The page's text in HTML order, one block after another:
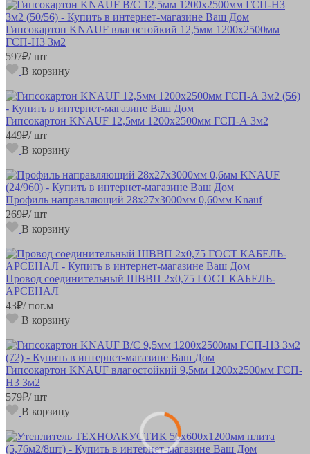
Гипсокартон KNAUF влагостойкий 12,5мм 1200х2500мм
ГСП-Н3 3м2
597₽/ шт
В корзину
Гипсокартон KNAUF 12,5мм 1200х2500мм ГСП-А 3м2
449₽/ шт
В корзину
Профиль направляющий 28х27х3000мм 0,60мм Knauf
269₽/ шт
В корзину
Провод соединительный ШВВП 2х0,75 ГОСТ КАБЕЛЬ-
АРСЕНАЛ
43₽/ пог.м
В корзину
Гипсокартон KNAUF влагостойкий 9,5мм 1200х2500мм ГСП-
Н3 3м2
579₽/ шт
В корзину